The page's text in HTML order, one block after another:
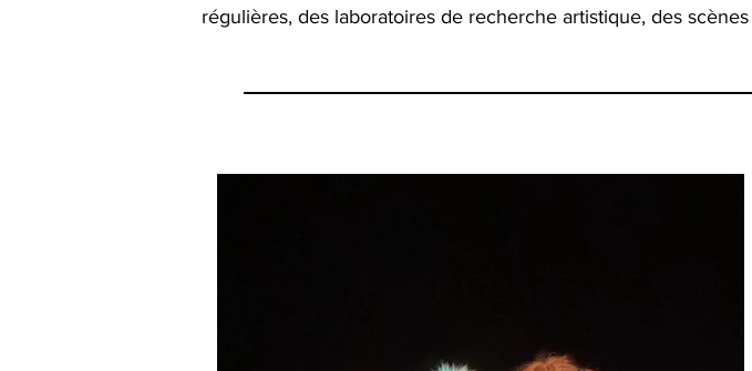
régulières, des laboratoires de recherche artistique, des